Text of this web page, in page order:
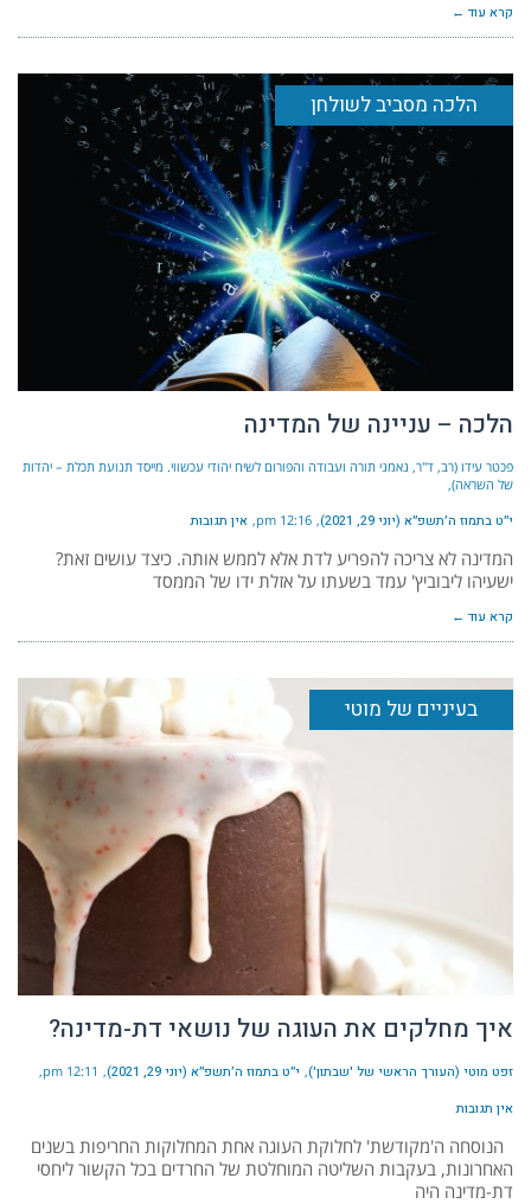
קרא עוד ←
הלכה מסביב לשולחן
הלכה – עניינה של המדינה
פכטר עידו (רב, ד"ר, נאמני תורה ועבודה והפורום לשיח יהודי עכשווי. מייסד תנועת תכלת – יהדות
של השראה)
י״ט בתמוז ה׳תשפ״א (יוני 29, 2021) 12:16 pm אין תגובות
המדינה לא צריכה להפריע לדת אלא לממש אותה. כיצד עושים זאת?
ישעיהו ליבוביץ' עמד בשעתו על אזלת ידו של הממסד
קרא עוד ←
בעיניים של מוטי
איך מחלקים את העוגה של נושאי דת-מדינה?
זפט מוטי (העורך הראשי של 'שבתון') י״ט בתמוז ה׳תשפ״א (יוני 29, 2021) 12:11 pm
אין תגובות
הנוסחה ה'מקודשת' לחלוקת העוגה אחת המחלוקות החריפות בשנים
האחרונות, בעקבות השליטה המוחלטת של החרדים בכל הקשור ליחסי
דת-מדינה היה